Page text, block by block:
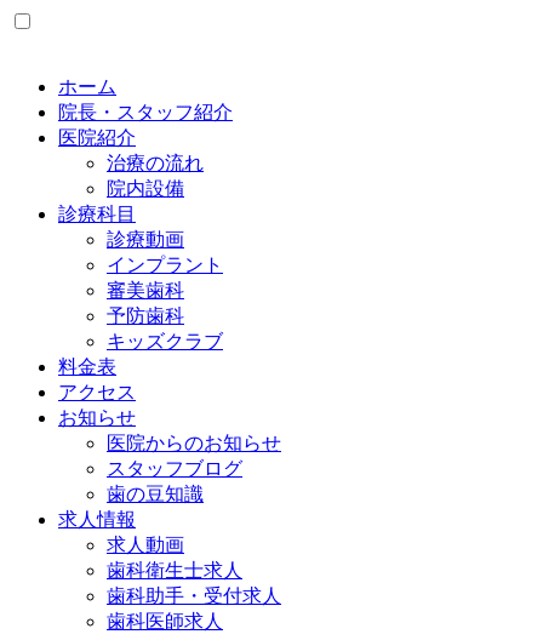
ホーム
院長・スタッフ紹介
医院紹介
治療の流れ
院内設備
診療科目
診療動画
インプラント
審美歯科
予防歯科
キッズクラブ
料金表
アクセス
お知らせ
医院からのお知らせ
スタッフブログ
歯の豆知識
求人情報
求人動画
歯科衛生士求人
歯科助手・受付求人
歯科医師求人